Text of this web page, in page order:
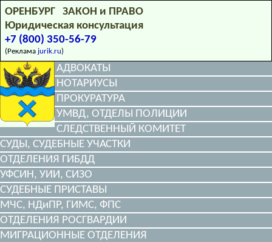
ОРЕНБУРГ ЗАКОН и ПРАВО
Юридическая консультация
+7 (800) 350-56-79
(Реклама jurik.ru)
АДВОКАТЫ
НОТАРИУСЫ
ПРОКУРАТУРА
УМВД, ОТДЕЛЫ ПОЛИЦИИ
СЛЕДСТВЕННЫЙ КОМИТЕТ
СУДЫ, СУДЕБНЫЕ УЧАСТКИ
ОТДЕЛЕНИЯ ГИБДД
УФСИН, УИИ, СИЗО
СУДЕБНЫЕ ПРИСТАВЫ
МЧС, НДиПР, ГИМС, ФПС
ОТДЕЛЕНИЯ РОСГВАРДИИ
МИГРАЦИОННЫЕ ОТДЕЛЕНИЯ